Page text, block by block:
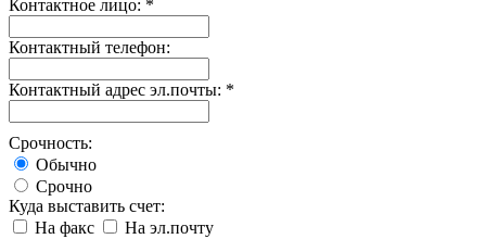
Контактное лицо: *
Контактный телефон:
Контактный адрес эл.почты: *
Срочность:
Обычно
Срочно
Куда выставить счет:
На факс
На эл.почту